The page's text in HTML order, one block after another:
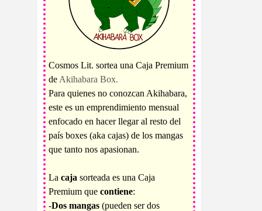
Cosmos Lit. sortea una Caja Premium
de Akihabara Box.
Para quienes no conozcan Akihabara,
este es un emprendimiento mensual
enfocado en hacer llegar al resto del
país boxes (aka cajas) de los mangas
que tanto nos apasionan.
La caja sorteada es una Caja
Premium que contiene:
-Dos mangas (pueden ser dos